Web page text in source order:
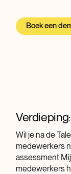
Boek een
Wil je na de
medewerkers
assessment
medewerkers